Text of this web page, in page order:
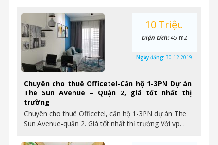
Chuyên cho thuê Officetel-Căn hộ 1-3PN Dự án
The Sun Avenue – Quận 2, giá tốt nhất thị
trường
Chuyên cho thuê Officetel, căn hộ 1-3PN dự án The
Sun Avenue-quận 2. Giá tốt nhất thị trường Với vp…
10 Triệu
Diện tích:45 m2
Ngày đăng: 30-12-2019